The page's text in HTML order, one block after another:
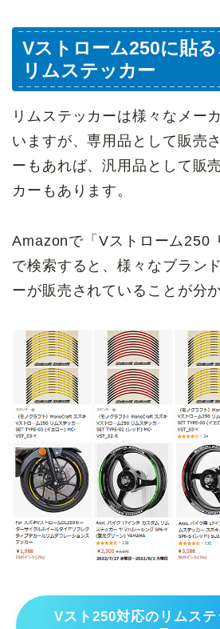
Vストローム250に貼
リムステッカー
リムステッカーは様々なメー
いますが、専用品として販売
ーもあれば、汎用品として販
カーもあります。
Amazonで「Vストローム250
で検索すると、様々なブラン
ーが販売されていることが分
Vスト250対応のリムステ